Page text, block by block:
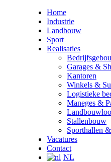
Home
Industrie
Landbouw
Sport
Realisaties
Garages &
Kantoren
Winkels &
Logistieke
Maneges &
Stallenbouw
Sporthallen
Vacatures
Contact
NL